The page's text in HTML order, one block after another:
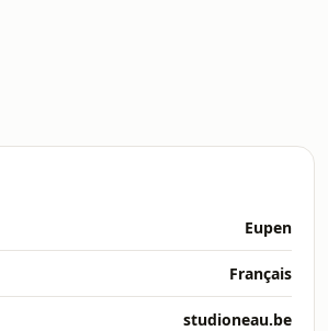
Eupen
Français
studioneau.be